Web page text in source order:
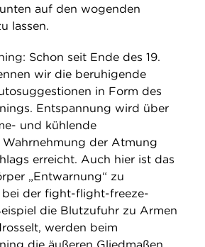
auf den wogenden
lassen.
Schon seit Ende des 19.
wir die beruhigende
in Form des
Entspannung wird über
und kühlende
der Atmung
erreicht. Auch hier ist das
„Entwarnung“ zu
bei der fight-flight-freeze-
die Blutzufuhr zu Armen
werden beim